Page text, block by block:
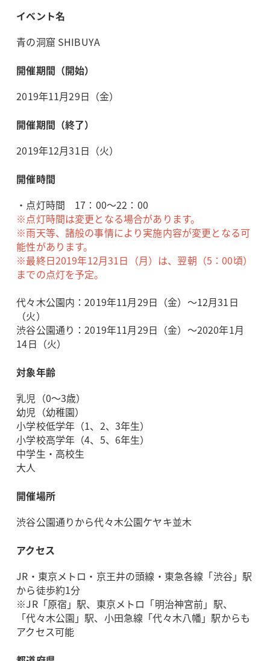
イベント名
青の洞窟 SHIBUYA
開催期間（開始）
2019年11月29日（金）
開催期間（終了）
2019年12月31日（火）
開催時間
・点灯時間 17：00～22：00
※点灯時間は変更となる場合があります。
※雨天等、諸般の事情により実施内容が変更となる可
能性があります。
※最終日2019年12月31日（月）は、翌朝（5：00頃）
までの点灯を予定。
代々木公園内：2019年11月29日（金）～12月31日
（火）
渋谷公園通り：2019年11月29日（金）～2020年1月
14日（火）
対象年齢
乳児（0～3歳）
幼児（幼稚園）
小学校低学年（1、2、3年生）
小学校高学年（4、5、6年生）
中学生・高校生
大人
開催場所
渋谷公園通りから代々木公園ケヤキ並木
アクセス
JR・東京メトロ・京王井の頭線・東急各線「渋谷」駅
から徒歩約1分
※JR「原宿」駅、東京メトロ「明治神宮前」駅、
「代々木公園」駅、小田急線「代々木八幡」駅からも
アクセス可能